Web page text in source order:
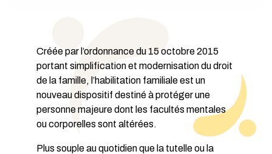
Créée par l’ordonnance du 15 octobre 2015
portant simplification et modernisation du droit
de la famille, l’habilitation familiale est un
nouveau dispositif destiné à protéger une
personne majeure dont les facultés mentales
ou corporelles sont altérées.
Plus souple au quotidien que la tutelle ou la